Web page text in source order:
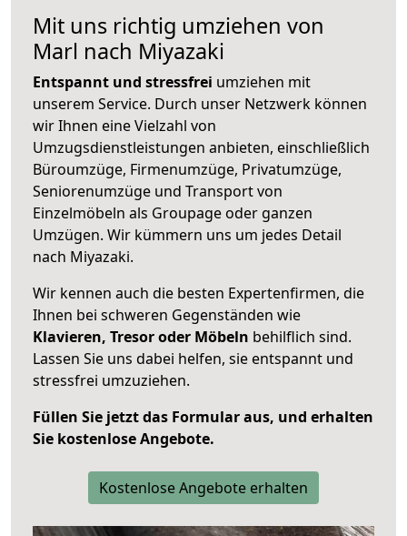
Mit uns richtig umziehen von
Marl nach Miyazaki
Entspannt und stressfrei umziehen mit
unserem Service. Durch unser Netzwerk können
wir Ihnen eine Vielzahl von
Umzugsdienstleistungen anbieten, einschließlich
Büroumzüge, Firmenumzüge, Privatumzüge,
Seniorenumzüge und Transport von
Einzelmöbeln als Groupage oder ganzen
Umzügen. Wir kümmern uns um jedes Detail
nach Miyazaki.
Wir kennen auch die besten Expertenfirmen, die
Ihnen bei schweren Gegenständen wie
Klavieren, Tresor oder Möbeln behilflich sind.
Lassen Sie uns dabei helfen, sie entspannt und
stressfrei umzuziehen.
Füllen Sie jetzt das Formular aus, und erhalten
Sie kostenlose Angebote.
Kostenlose Angebote erhalten